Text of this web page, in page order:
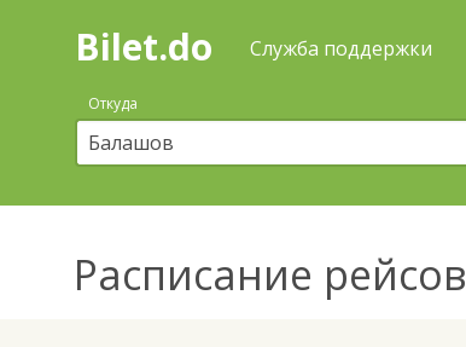
Поиск
покупка
билетов
автобус
онлайн
Bilet.do Служба поддержки
Откуда
Расписание рейсов